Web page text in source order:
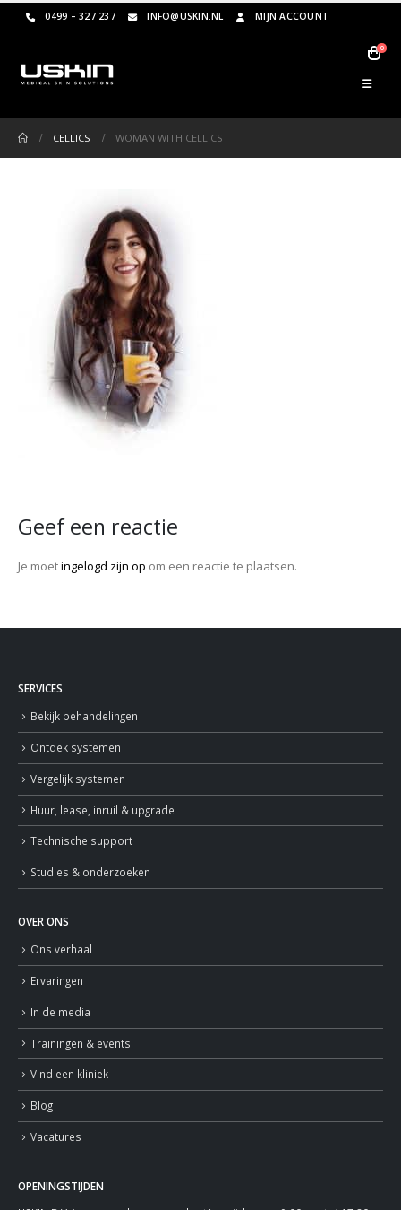
0499 – 327 237 INFO@USKIN.NL MIJN ACCOUNT
0
CELLICS WOMAN WITH CELLICS
Geef een reactie
Je moetingelogd zijn op om een reactie te plaatsen.
SERVICES
Bekijk behandelingen
Ontdek systemen
Vergelijk systemen
Huur, lease, inruil & upgrade
Technische support
Studies & onderzoeken
OVER ONS
Ons verhaal
Ervaringen
In de media
Trainingen & events
Vind een kliniek
Blog
Vacatures
OPENINGSTIJDEN